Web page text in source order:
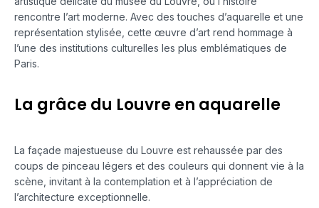
rencontre l’art moderne. Avec des touches d’aquarelle et une
représentation stylisée, cette œuvre d’art rend hommage à
l’une des institutions culturelles les plus emblématiques de
Paris.
La grâce du Louvre en aquarelle
La façade majestueuse du Louvre est rehaussée par des
coups de pinceau légers et des couleurs qui donnent vie à la
scène, invitant à la contemplation et à l’appréciation de
l’architecture exceptionnelle.